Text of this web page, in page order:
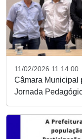
11/02/2026 11:14:00
Câmara Municipal
Jornada